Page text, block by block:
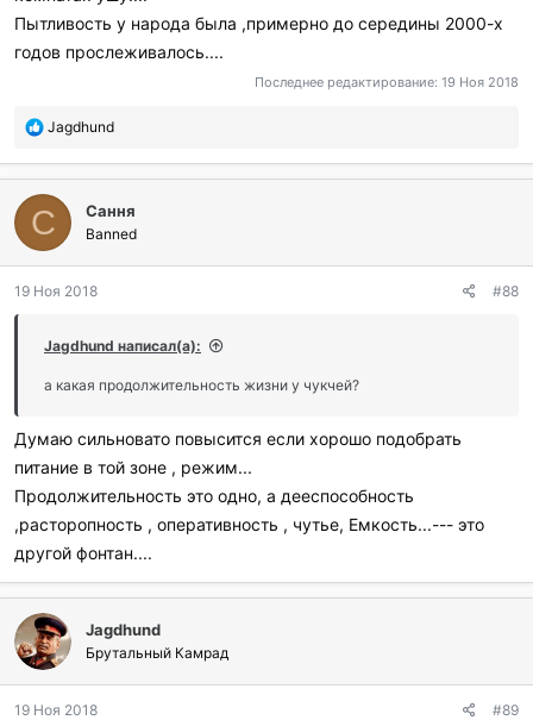
Пытливость у народа была ,примерно до середины 2000-х
годов прослеживалось....
Последнее редактирование: 19 Ноя 2018
П
б
л
а
г
о
а
и
и
Jagdhund
С Сання
Banned
19 Ноя 2018 #88
Jagdhund написал(а):
а какая продолжительность жизни у чукчей?
Думаю сильновато повысится если хорошо подобрать
питание в той зоне , режим...
Продолжительность это одно, а дееспособность
,расторопность , оперативность , чутье, Емкость...--- это
другой фонтан....
Jagdhund
Брутальный Камрад
19 Ноя 2018 #89